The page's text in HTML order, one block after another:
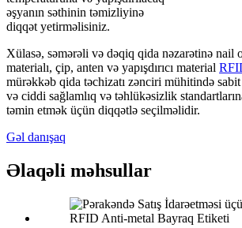
əşyanın səthinin təmizliyinə
diqqət yetirməlisiniz.
Xülasə, səmərəli və dəqiq qida nəzarətinə nail
materialı, çip, anten və yapışdırıcı material
mürəkkəb qida təchizatı zənciri mühitində sabit
və ciddi sağlamlıq və təhlükəsizlik
təmin etmək üçün diqqətlə seçilməlidir.
Gəl danışaq
Əlaqəli məhsullar